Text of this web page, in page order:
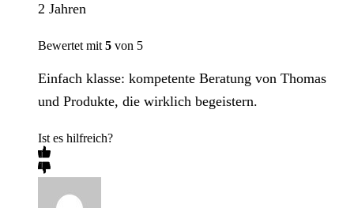
2 Jahren
Bewertet mit 5 von 5
Einfach klasse: kompetente Beratung von Thomas
und Produkte, die wirklich begeistern.
Ist es hilfreich?